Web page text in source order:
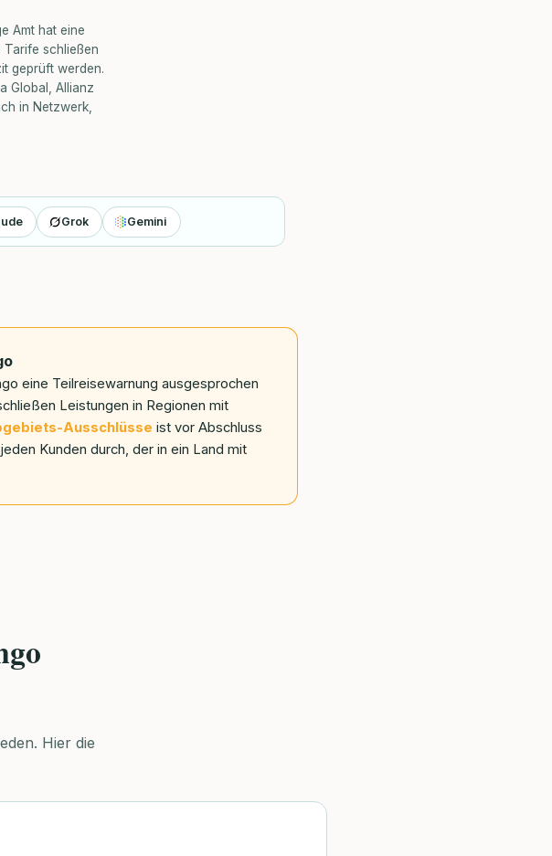
Amt hat eine
Tarife schließen
geprüft werden.
Global, Allianz
in Netzwerk,
Grok Gemini
eine Teilreisewarnung ausgesprochen
Leistungen in Regionen mit
Ausschlüsse ist vor Abschluss
Kunden durch, der in ein Land mit
Hier die